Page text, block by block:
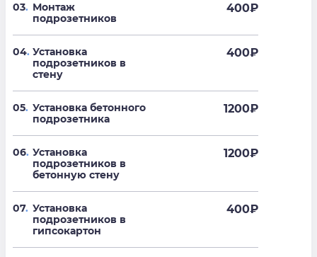
03. Монтаж
подрозетников
400₽
04. Установка
подрозетников в
стену
400₽
05. Установка бетонного
подрозетника
1200₽
06. Установка
подрозетников в
бетонную стену
1200₽
07. Установка
подрозетников в
гипсокартон
400₽